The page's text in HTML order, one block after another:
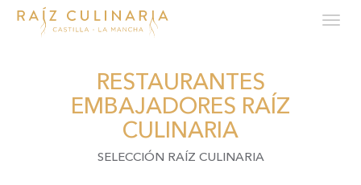
RESTAURANTES
EMBAJADORES RAÍZ
CULINARIA
SELECCIÓN RAÍZ CULINARIA